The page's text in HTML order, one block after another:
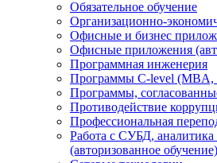
Обязательное обучение
Организационно-
Офисные и бизнес
Офисные приложения
Программная инженерия
Программы C-level
Программы,
Противодействие
Профессиональная
Работа с СУБД,
(авторизованное обучение)